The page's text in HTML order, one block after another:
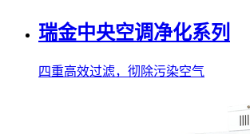
瑞金中央空调净化系列
四重高效过滤，彻除污染空气